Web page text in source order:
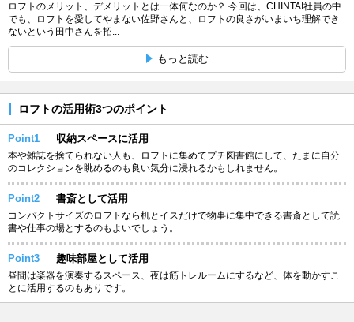
ロフトのメリット、デメリットとは一体何なのか？ 今回は、CHINTAI社員の中
でも、ロフトを愛してやまない佐野さんと、ロフトの良さがいまいち理解でき
ないという田中さんを招...
もっと読む
ロフトの活用術3つのポイント
Point1 収納スペースに活用
本や雑誌を捨てられない人も、ロフトに集めてプチ図書館にして、たまに自分
のコレクションを眺めるのも良い気分に浸れるかもしれません。
Point2 書斎として活用
コンパクトサイズのロフトなら机とイスだけで物事に集中できる書斎として読
書や仕事の場とするのもよいでしょう。
Point3 趣味部屋として活用
昼間は楽器を演奏するスペース、夜は筋トレルームにするなど、体を動かすこ
とに活用するのもありです。